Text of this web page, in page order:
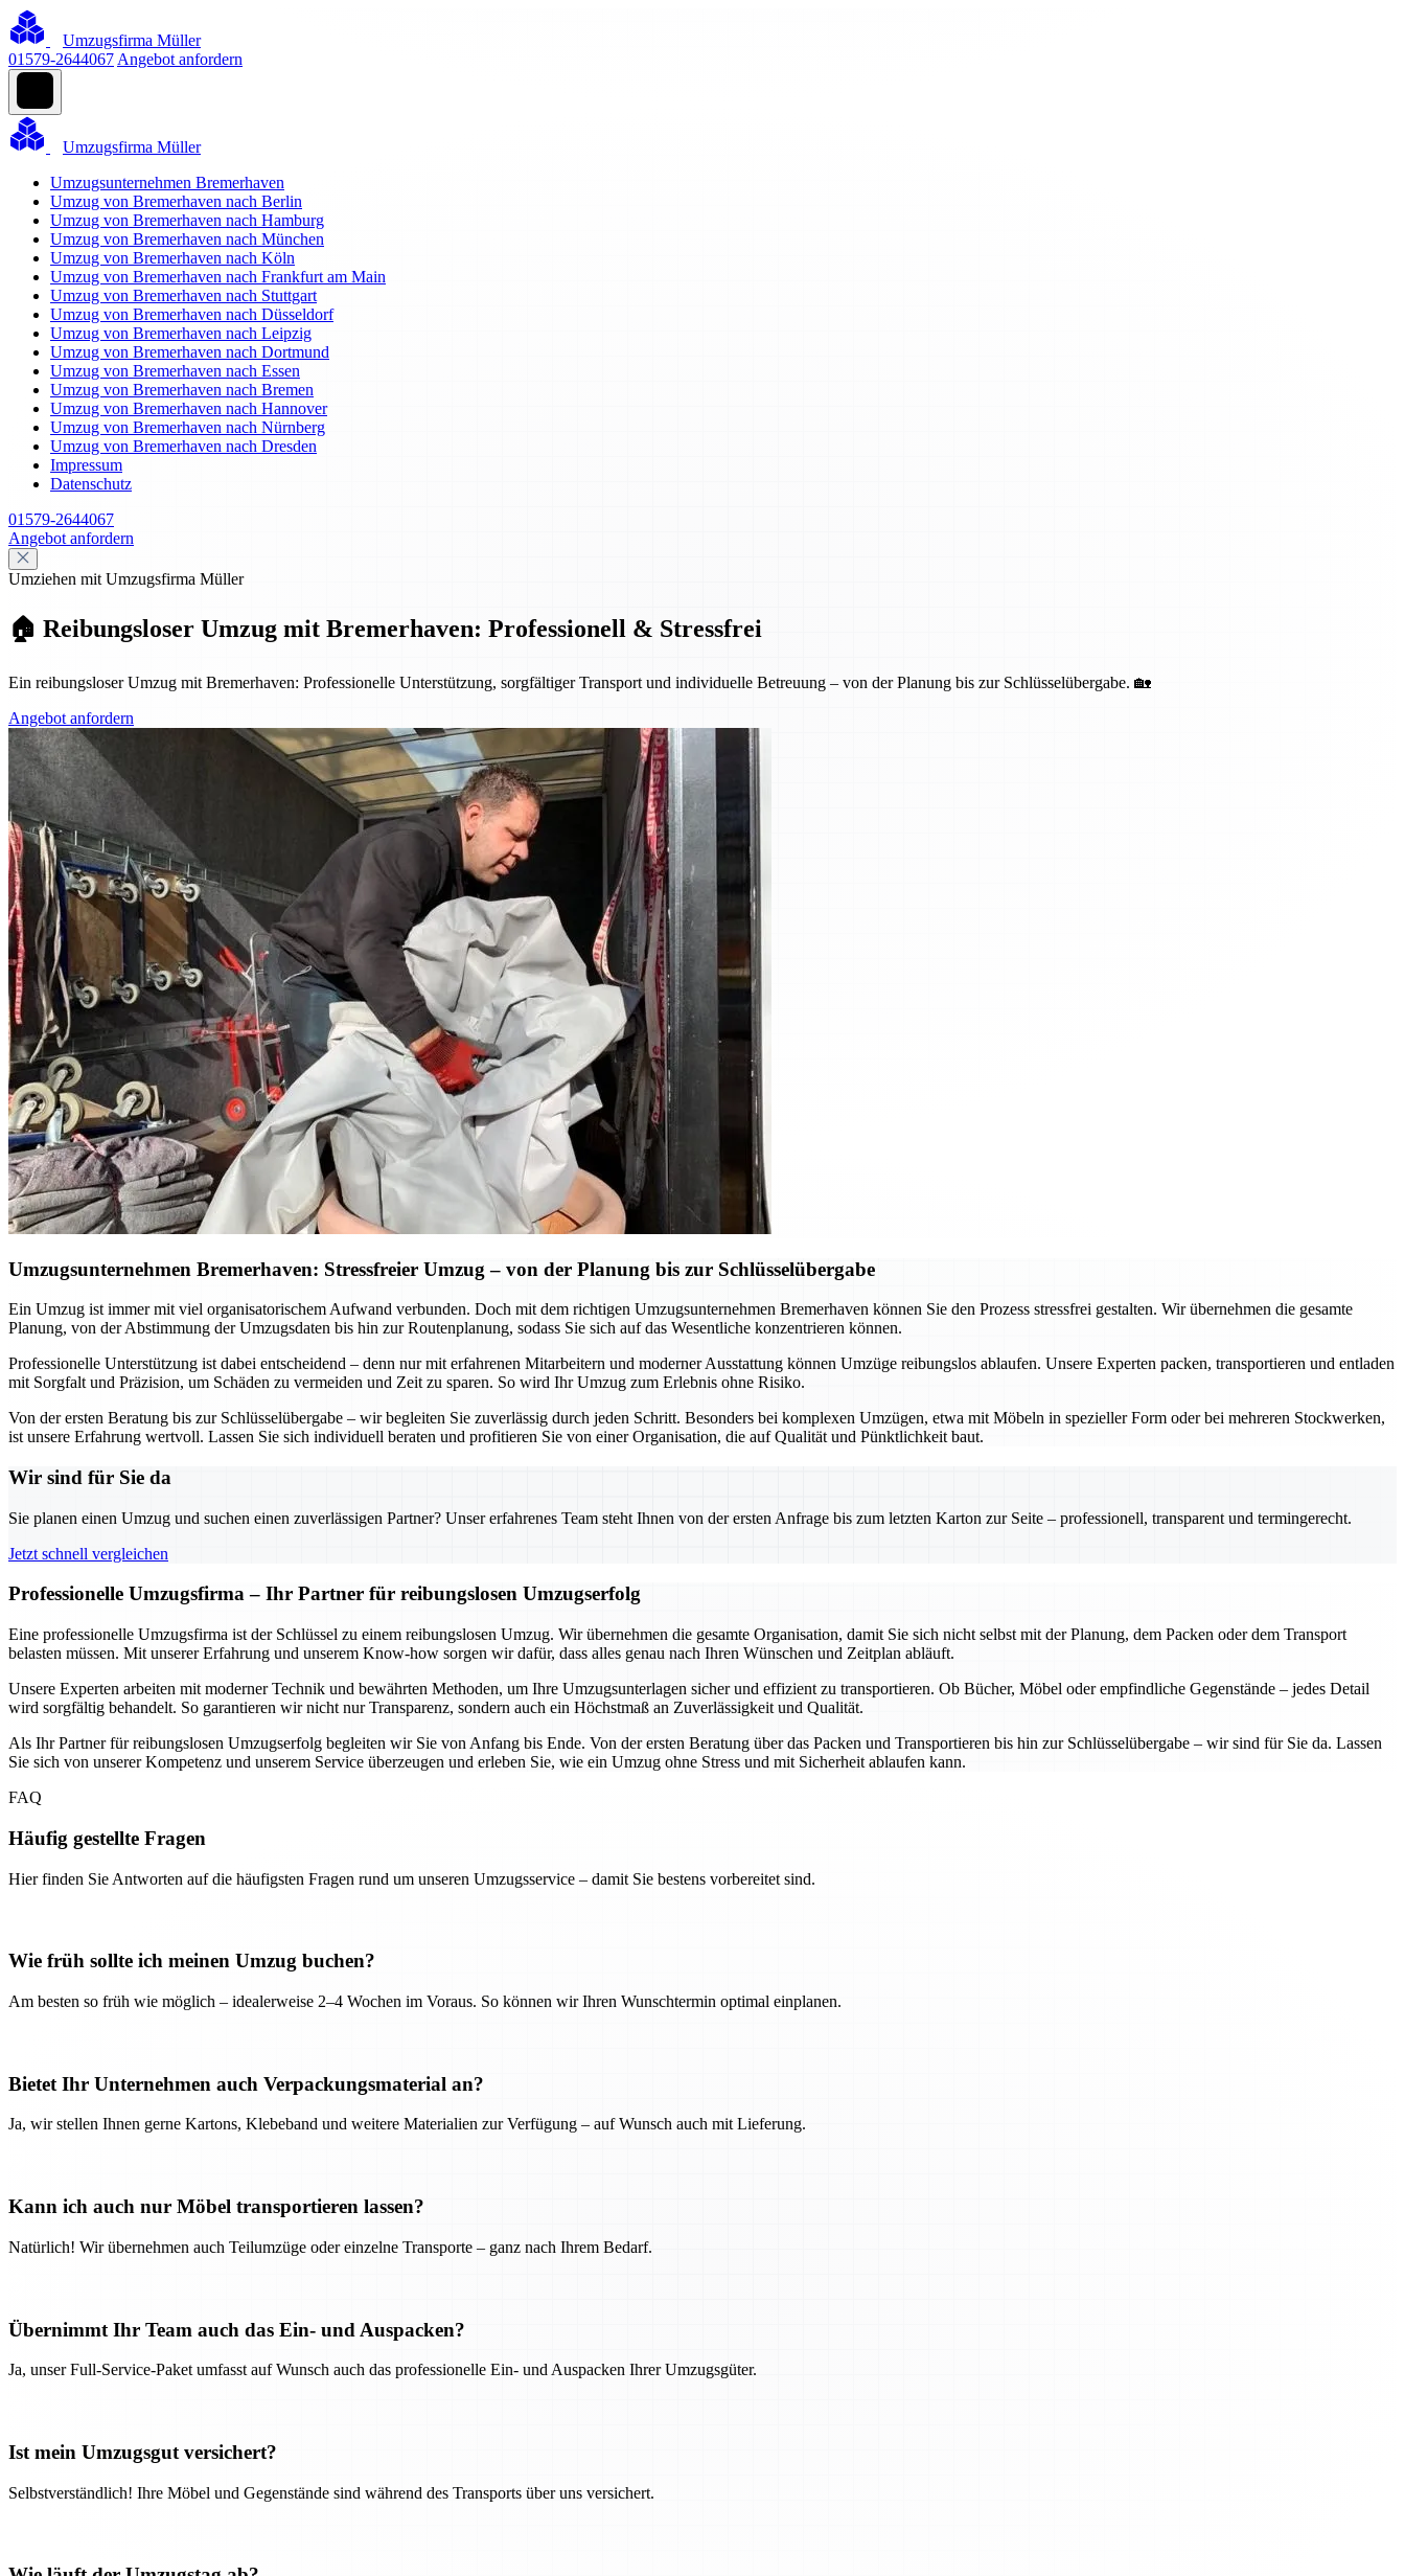
Umzugsfirma Müller
01579-2644067 Angebot anfordern
Umzugsfirma Müller
Umzugsunternehmen Bremerhaven
Umzug von Bremerhaven nach Berlin
Umzug von Bremerhaven nach Hamburg
Umzug von Bremerhaven nach München
Umzug von Bremerhaven nach Köln
Umzug von Bremerhaven nach Frankfurt am Main
Umzug von Bremerhaven nach Stuttgart
Umzug von Bremerhaven nach Düsseldorf
Umzug von Bremerhaven nach Leipzig
Umzug von Bremerhaven nach Dortmund
Umzug von Bremerhaven nach Essen
Umzug von Bremerhaven nach Bremen
Umzug von Bremerhaven nach Hannover
Umzug von Bremerhaven nach Nürnberg
Umzug von Bremerhaven nach Dresden
Impressum
Datenschutz
01579-2644067
Angebot anfordern
Umziehen mit Umzugsfirma Müller
🏠 Reibungsloser Umzug mit Bremerhaven: Professionell & Stressfrei
Ein reibungsloser Umzug mit Bremerhaven: Professionelle Unterstützung, sorgfältiger Transport und individuelle Betreuung – von der Planung bis zur Schlüsselübergabe. 🏡
Angebot anfordern
Umzugsunternehmen Bremerhaven: Stressfreier Umzug – von der Planung bis zur Schlüsselübergabe
Ein Umzug ist immer mit viel organisatorischem Aufwand verbunden. Doch mit dem richtigen Umzugsunternehmen Bremerhaven können Sie den Prozess stressfrei gestalten. Wir übernehmen die gesamte
Planung, von der Abstimmung der Umzugsdaten bis hin zur Routenplanung, sodass Sie sich auf das Wesentliche konzentrieren können.
Professionelle Unterstützung ist dabei entscheidend – denn nur mit erfahrenen Mitarbeitern und moderner Ausstattung können Umzüge reibungslos ablaufen. Unsere Experten packen, transportieren und entladen
mit Sorgfalt und Präzision, um Schäden zu vermeiden und Zeit zu sparen. So wird Ihr Umzug zum Erlebnis ohne Risiko.
Von der ersten Beratung bis zur Schlüsselübergabe – wir begleiten Sie zuverlässig durch jeden Schritt. Besonders bei komplexen Umzügen, etwa mit Möbeln in spezieller Form oder bei mehreren Stockwerken,
ist unsere Erfahrung wertvoll. Lassen Sie sich individuell beraten und profitieren Sie von einer Organisation, die auf Qualität und Pünktlichkeit baut.
Wir sind für Sie da
Sie planen einen Umzug und suchen einen zuverlässigen Partner? Unser erfahrenes Team steht Ihnen von der ersten Anfrage bis zum letzten Karton zur Seite – professionell, transparent und termingerecht.
Jetzt schnell vergleichen
Professionelle Umzugsfirma – Ihr Partner für reibungslosen Umzugserfolg
Eine professionelle Umzugsfirma ist der Schlüssel zu einem reibungslosen Umzug. Wir übernehmen die gesamte Organisation, damit Sie sich nicht selbst mit der Planung, dem Packen oder dem Transport
belasten müssen. Mit unserer Erfahrung und unserem Know-how sorgen wir dafür, dass alles genau nach Ihren Wünschen und Zeitplan abläuft.
Unsere Experten arbeiten mit moderner Technik und bewährten Methoden, um Ihre Umzugsunterlagen sicher und effizient zu transportieren. Ob Bücher, Möbel oder empfindliche Gegenstände – jedes Detail
wird sorgfältig behandelt. So garantieren wir nicht nur Transparenz, sondern auch ein Höchstmaß an Zuverlässigkeit und Qualität.
Als Ihr Partner für reibungslosen Umzugserfolg begleiten wir Sie von Anfang bis Ende. Von der ersten Beratung über das Packen und Transportieren bis hin zur Schlüsselübergabe – wir sind für Sie da. Lassen
Sie sich von unserer Kompetenz und unserem Service überzeugen und erleben Sie, wie ein Umzug ohne Stress und mit Sicherheit ablaufen kann.
FAQ
Häufig gestellte Fragen
Hier finden Sie Antworten auf die häufigsten Fragen rund um unseren Umzugsservice – damit Sie bestens vorbereitet sind.
Wie früh sollte ich meinen Umzug buchen?
Am besten so früh wie möglich – idealerweise 2–4 Wochen im Voraus. So können wir Ihren Wunschtermin optimal einplanen.
Bietet Ihr Unternehmen auch Verpackungsmaterial an?
Ja, wir stellen Ihnen gerne Kartons, Klebeband und weitere Materialien zur Verfügung – auf Wunsch auch mit Lieferung.
Kann ich auch nur Möbel transportieren lassen?
Natürlich! Wir übernehmen auch Teilumzüge oder einzelne Transporte – ganz nach Ihrem Bedarf.
Übernimmt Ihr Team auch das Ein- und Auspacken?
Ja, unser Full-Service-Paket umfasst auf Wunsch auch das professionelle Ein- und Auspacken Ihrer Umzugsgüter.
Ist mein Umzugsgut versichert?
Selbstverständlich! Ihre Möbel und Gegenstände sind während des Transports über uns versichert.